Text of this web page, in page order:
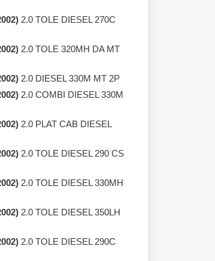
2.0 TOLE DIESEL 270C
2.0 TOLE 320MH DA MT
2.0 DIESEL 330M MT 2P
2.0 COMBI DIESEL 330M
2.0 PLAT CAB DIESEL
2.0 TOLE DIESEL 290 CS
2.0 TOLE DIESEL 330MH
2.0 TOLE DIESEL 350LH
2.0 TOLE DIESEL 290C